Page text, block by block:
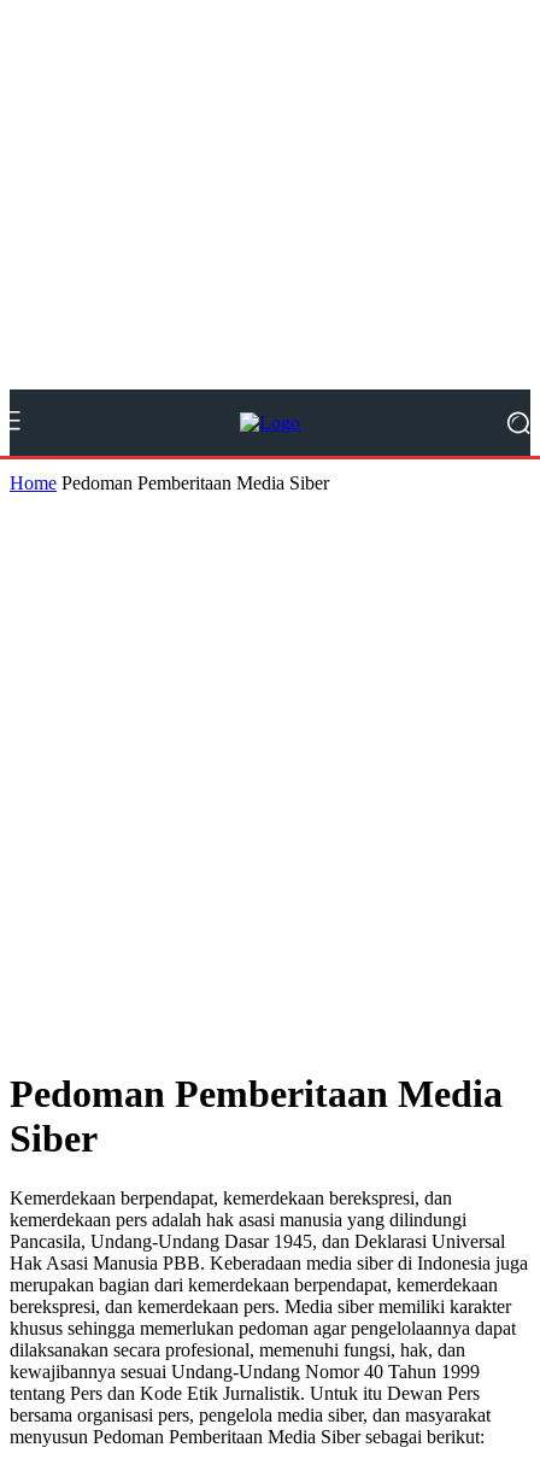
Home Pedoman Pemberitaan Media Siber
Pedoman Pemberitaan Media
Siber
Kemerdekaan berpendapat, kemerdekaan berekspresi, dan
kemerdekaan pers adalah hak asasi manusia yang dilindungi
Pancasila, Undang-Undang Dasar 1945, dan Deklarasi Universal
Hak Asasi Manusia PBB. Keberadaan media siber di Indonesia juga
merupakan bagian dari kemerdekaan berpendapat, kemerdekaan
berekspresi, dan kemerdekaan pers. Media siber memiliki karakter
khusus sehingga memerlukan pedoman agar pengelolaannya dapat
dilaksanakan secara profesional, memenuhi fungsi, hak, dan
kewajibannya sesuai Undang-Undang Nomor 40 Tahun 1999
tentang Pers dan Kode Etik Jurnalistik. Untuk itu Dewan Pers
bersama organisasi pers, pengelola media siber, dan masyarakat
menyusun Pedoman Pemberitaan Media Siber sebagai berikut: